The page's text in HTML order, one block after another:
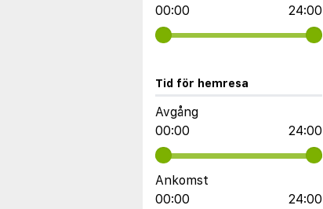
00:00
24:00
Tid för hemresa
Avgång
00:00
24:00
Ankomst
00:00
24:00